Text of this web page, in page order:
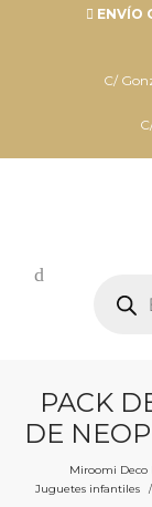
ENVÍO
C/
PACK
DE
Miroomi Deco
Juguetes infantiles /